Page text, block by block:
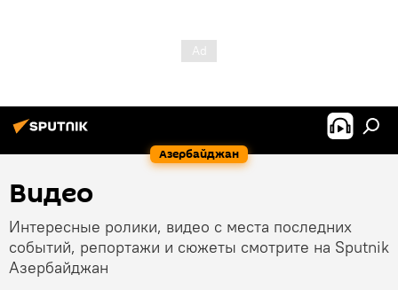
Азербайджан
Видео
Интересные ролики, видео с места последних
событий, репортажи и сюжеты смотрите на Sputnik
Азербайджан